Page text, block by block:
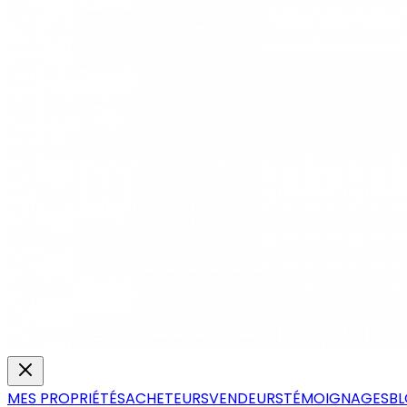
MES PROPRIÉTÉSACHETEURSVENDEURSTÉMOIGNAGES